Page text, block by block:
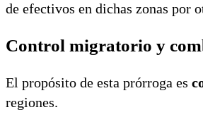
de efectivos en dichas zonas por
Control migratorio y
El propósito de esta prórroga es
regiones.